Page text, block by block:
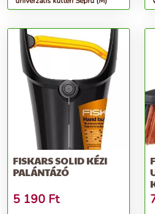
FISKARS SOLID KÉZI
PALÁNTÁZÓ
5 190 Ft